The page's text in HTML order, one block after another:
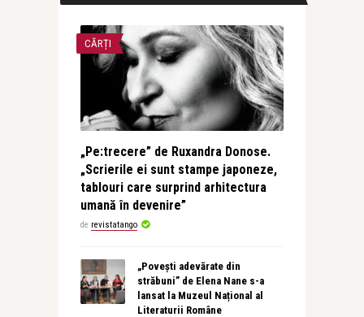
CĂRȚI
„Pe:trecere” de Ruxandra Donose.
„Scrierile ei sunt stampe japoneze,
tablouri care surprind arhitectura
umană în devenire”
de revistatango
„Povești adevărate din
străbuni” de Elena Nane s-a
lansat la Muzeul Național al
Literaturii Române